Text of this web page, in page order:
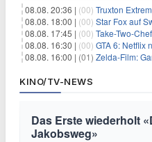
08.08. 20:36 | (00) Truxton Extreme im
08.08. 18:00 | (00) Star Fox auf
08.08. 17:45 | (00) Take-Two-Chef nennt
08.08. 16:30 | (00) GTA 6: Netflix nennt
08.08. 16:00 | (01) Zelda-Film:
KINO/TV-NEWS
Das Erste wiederholt
Jakobsweg»